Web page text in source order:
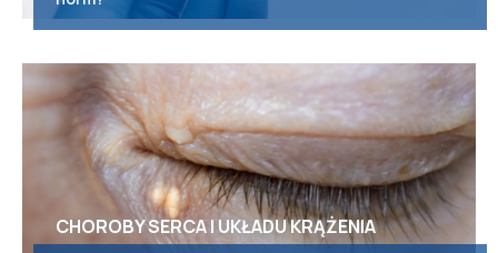
CHOROBY SERCA I UKŁADU KRĄŻENIA